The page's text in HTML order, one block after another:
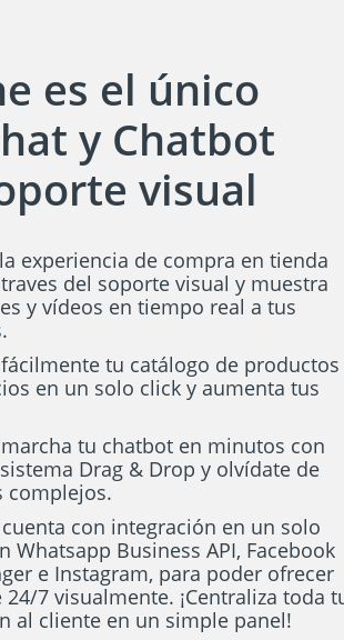
es el único
y Chatbot
visual
experiencia de compra en tienda
del soporte visual y muestra
y vídeos en tiempo real a tus
tu catálogo de productos
en un solo click y aumenta tus
tu chatbot en minutos con
Drag & Drop y olvídate de
complejos.
con integración en un solo
Whatsapp Business API, Facebook
e Instagram, para poder ofrecer
24/7 visualmente. ¡Centraliza toda
al cliente en un simple panel!